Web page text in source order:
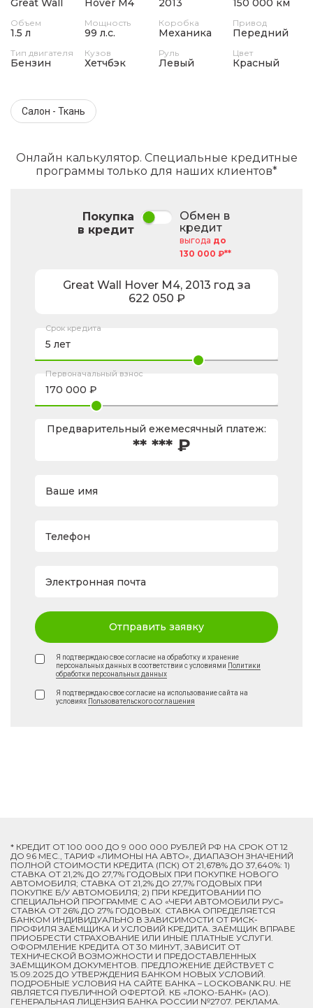
Great Wall Hover M4 2013 150 000 км
Объем
1.5 л
Мощность
99 л.с.
Коробка
Механика
Привод
Передний
Тип двигателя
Бензин
Кузов
Хетчбэк
Руль
Левый
Цвет
Красный
Салон - Ткань
Онлайн калькулятор. Специальные кредитные
программы только для наших клиентов*
Покупка
в кредит
Обмен в
кредит
выгода до
130 000 ₽**
Great Wall Hover M4, 2013 год за
622 050 ₽
Срок кредита
Первоначальный взнос
Предварительный ежемесячный платеж:
** *** ₽
Ваше имя
Телефон
Электронная почта
Отправить заявку
Я подтверждаю свое согласие на обработку и хранение
персональных данных в соответствии с условиями Политики
обработки персональных данных
Я подтверждаю свое согласие на использование сайта на
условиях Пользовательского соглашения
* КРЕДИТ ОТ 100 000 ДО 9 000 000 РУБЛЕЙ РФ НА СРОК ОТ 12
ДО 96 МЕС., ТАРИФ «ЛИМОНЫ НА АВТО», ДИАПАЗОН ЗНАЧЕНИЙ
ПОЛНОЙ СТОИМОСТИ КРЕДИТА (ПСК) ОТ 21,678% ДО 37,640%: 1)
СТАВКА ОТ 21,2% ДО 27,7% ГОДОВЫХ ПРИ ПОКУПКЕ НОВОГО
АВТОМОБИЛЯ; СТАВКА ОТ 21,2% ДО 27,7% ГОДОВЫХ ПРИ
ПОКУПКЕ Б/У АВТОМОБИЛЯ; 2) ПРИ КРЕДИТОВАНИИ ПО
СПЕЦИАЛЬНОЙ ПРОГРАММЕ C АО «ЧЕРИ АВТОМОБИЛИ РУС»
СТАВКА ОТ 26% ДО 27% ГОДОВЫХ. СТАВКА ОПРЕДЕЛЯЕТСЯ
БАНКОМ ИНДИВИДУАЛЬНО В ЗАВИСИМОСТИ ОТ РИСК-
ПРОФИЛЯ ЗАЁМЩИКА И УСЛОВИЙ КРЕДИТА. ЗАЁМЩИК ВПРАВЕ
ПРИОБРЕСТИ СТРАХОВАНИЕ ИЛИ ИНЫЕ ПЛАТНЫЕ УСЛУГИ.
ОФОРМЛЕНИЕ КРЕДИТА ОТ 30 МИНУТ, ЗАВИСИТ ОТ
ТЕХНИЧЕСКОЙ ВОЗМОЖНОСТИ И ПРЕДОСТАВЛЕННЫХ
ЗАЁМЩИКОМ ДОКУМЕНТОВ. ПРЕДЛОЖЕНИЕ ДЕЙСТВУЕТ С
15.09.2025 ДО УТВЕРЖДЕНИЯ БАНКОМ НОВЫХ УСЛОВИЙ.
ПОДРОБНЫЕ УСЛОВИЯ НА САЙТЕ БАНКА – LOCKOBANK.RU. НЕ
ЯВЛЯЕТСЯ ПУБЛИЧНОЙ ОФЕРТОЙ. КБ «ЛОКО-БАНК» (АО).
ГЕНЕРАЛЬНАЯ ЛИЦЕНЗИЯ БАНКА РОССИИ №2707. РЕКЛАМА.